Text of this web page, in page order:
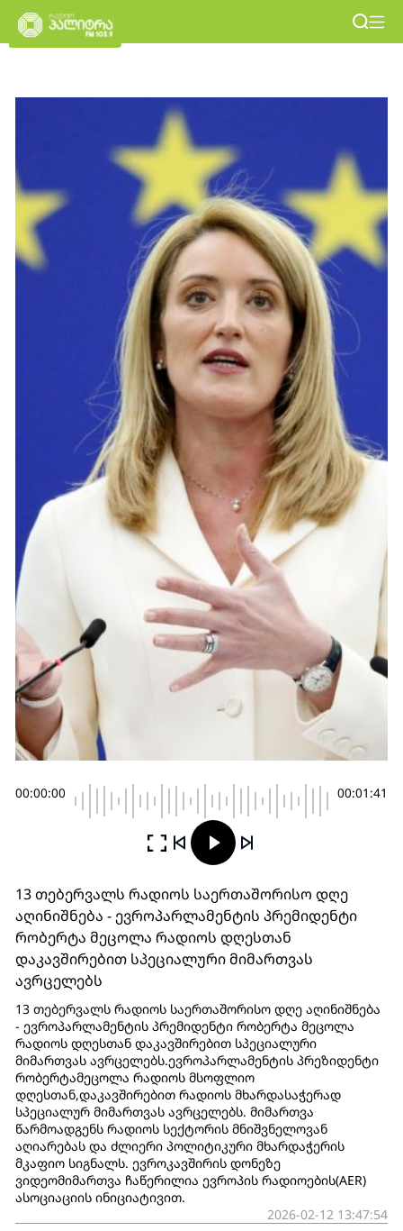
00:00:00 00:01:41
13 თებერვალს რადიოს საერთაშორისო დღე
აღინიშნება - ევროპარლამენტის პრემიდენტი
რობერტა მეცოლა რადიოს დღესთან
დაკავშირებით სპეციალური მიმართვას
ავრცელებს
13 თებერვალს რადიოს საერთაშორისო დღე აღინიშნება
- ევროპარლამენტის პრემიდენტი რობერტა მეცოლა
რადიოს დღესთან დაკავშირებით სპეციალური
მიმართვას ავრცელებს.ევროპარლამენტის პრეზიდენტი
რობერტამეცოლა რადიოს მსოფლიო
დღესთან,დაკავშირებით რადიოს მხარდასაჭერად
სპეციალურ მიმართვას ავრცელებს. მიმართვა
წარმოადგენს რადიოს სექტორის მნიშვნელოვან
აღიარებას და ძლიერი პოლიტიკური მხარდაჭერის
მკაფიო სიგნალს. ევროკავშირის დონეზე
ვიდეომიმართვა ჩაწერილია ევროპის რადიოების(AER)
ასოციაციის ინიციატივით.
2026-02-12 13:47:54